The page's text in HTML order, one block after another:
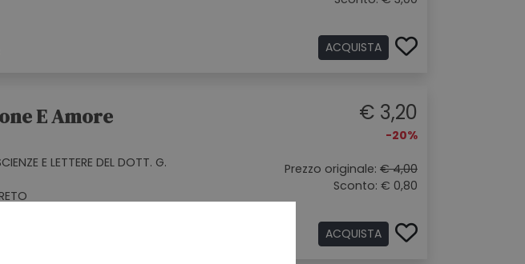
ACQUISTA
E Amore
E LETTERE DEL DOTT. G.
€ 3,20
-20%
Prezzo originale: € 4,00
Sconto: € 0,80
ACQUISTA